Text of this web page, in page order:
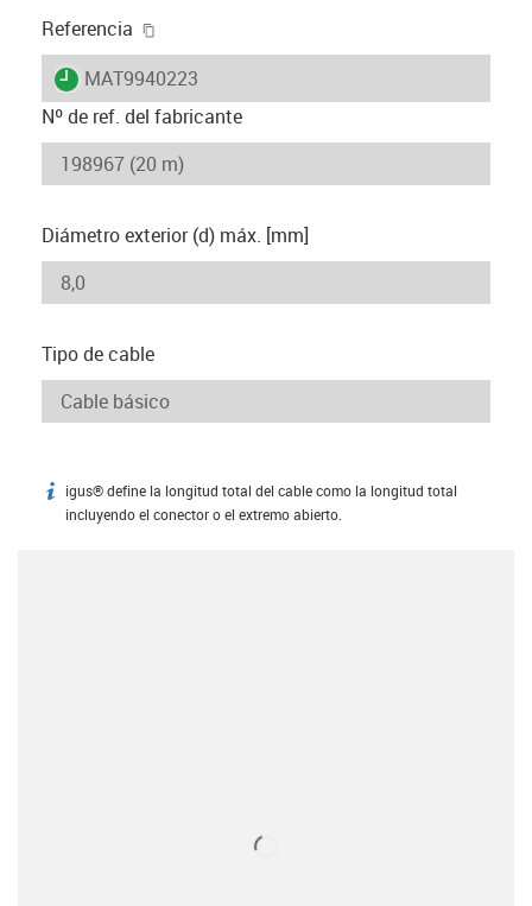
Referencia
igus-icon-lieferzeit
MAT9940223
Nº de ref. del fabricante
Diámetro exterior (d) máx. [mm]
Tipo de cable
igus-icon-info
igus® define la longitud total del cable como la longitud total
incluyendo el conector o el extremo abierto.